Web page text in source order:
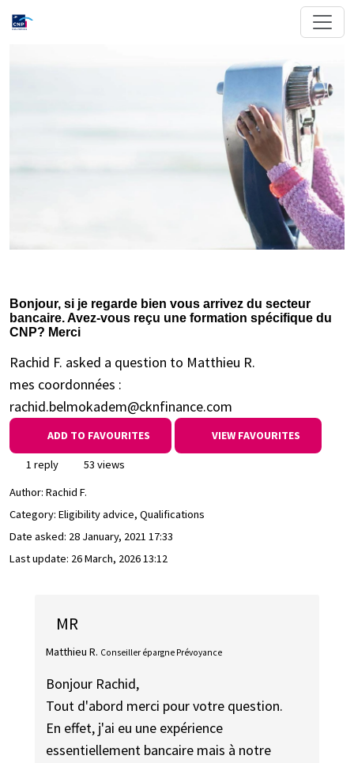
Bonjour, si je regarde bien vous arrivez du secteur
bancaire. Avez-vous reçu une formation spécifique du
CNP? Merci
Rachid F. asked a question to Matthieu R.
mes coordonnées :
rachid.belmokadem@cknfinance.com
ADD TO FAVOURITES VIEW FAVOURITES
1 reply
53 views
Author: Rachid F.
Category: Eligibility advice, Qualifications
Date asked: 28 January, 2021 17:33
Last update: 26 March, 2026 13:12
MR
Matthieu R. Conseiller épargne Prévoyance
Bonjour Rachid,
Tout d'abord merci pour votre question.
En effet, j'ai eu une expérience
essentiellement bancaire mais à notre